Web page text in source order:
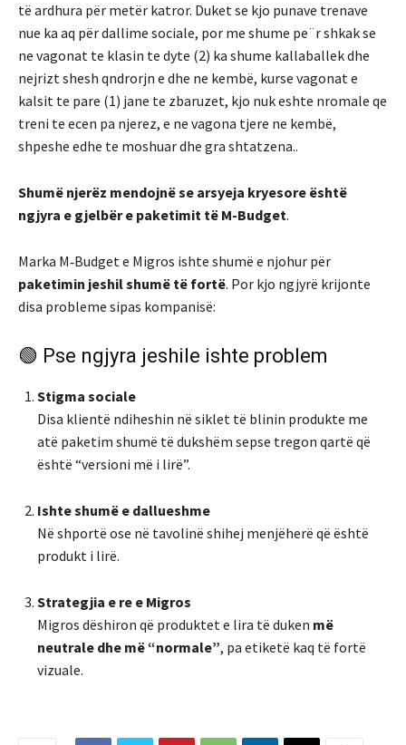
të ardhura për metër katror. Duket se kjo punave trenave
nue ka aq për dallime sociale, por me shume pe¨r shkak se
ne vagonat te klasin te dyte (2) ka shume kallaballek dhe
nejrizt shesh qndrorjn e dhe ne kembë, kurse vagonat e
kalsit te pare (1) jane te zbaruzet, kjo nuk eshte nromale qe
treni te ecen pa njerez, e ne vagona tjere ne kembë,
shpeshe edhe te moshuar dhe gra shtatzena..
Shumë njerëz mendojnë se arsyeja kryesore është
ngjyra e gjelbër e paketimit të M-Budget.
Marka M‑Budgete Migros ishte shumë e njohur për
paketimin jeshil shumë të fortë. Por kjo ngjyrë krijonte
disa probleme sipas kompanisë:
🟢 Pse ngjyra jeshile ishte problem
Stigma sociale
Disa klientë ndiheshin në siklet të blinin produkte me
atë paketim shumë të dukshëm sepse tregon qartë që
është “versioni më i lirë”.
Ishte shumë e dallueshme
Në shportë ose në tavolinë shihej menjëherë që është
produkt i lirë.
Strategjia e re e Migros
Migros dëshiron që produktet e lira të duken më
neutrale dhe më “normale”, pa etiketë kaq të fortë
vizuale.